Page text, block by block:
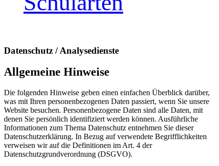
Datenschutz / Analysedienste
Allgemeine Hinweise
Die folgenden Hinweise geben einen einfachen Überblick darüber,
was mit Ihren personenbezogenen Daten passiert, wenn Sie unsere
Website besuchen. Personenbezogene Daten sind alle Daten, mit
denen Sie persönlich identifiziert werden können. Ausführliche
Informationen zum Thema Datenschutz entnehmen Sie dieser
Datenschutzerklärung. In Bezug auf verwendete Begrifflichkeiten
verweisen wir auf die Definitionen im Art. 4 der
Datenschutzgrundverordnung (DSGVO).